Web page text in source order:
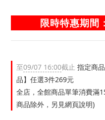
限時特惠期
至09/07 16:00截止 指定商
品】任選3件269元
全店，全館商品單筆消費滿
商品除外，另見網頁說明)